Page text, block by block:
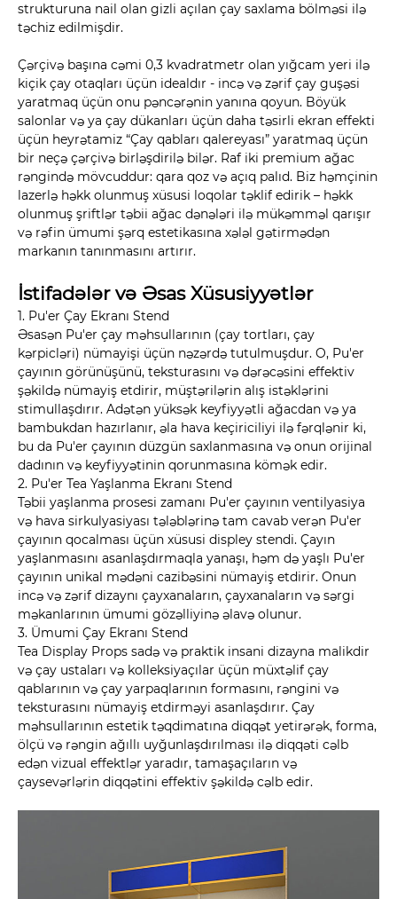
strukturuna nail olan gizli açılan çay saxlama bölməsi ilə
təchiz edilmişdir.
Çərçivə başına cəmi 0,3 kvadratmetr olan yığcam yeri ilə
kiçik çay otaqları üçün idealdır - incə və zərif çay guşəsi
yaratmaq üçün onu pəncərənin yanına qoyun. Böyük
salonlar və ya çay dükanları üçün daha təsirli ekran effekti
üçün heyrətamiz “Çay qabları qalereyası” yaratmaq üçün
bir neçə çərçivə birləşdirilə bilər. Raf iki premium ağac
rəngində mövcuddur: qara qoz və açıq palıd. Biz həmçinin
lazerlə həkk olunmuş xüsusi loqolar təklif edirik – həkk
olunmuş şriftlər təbii ağac dənələri ilə mükəmməl qarışır
və rəfin ümumi şərq estetikasına xələl gətirmədən
markanın tanınmasını artırır.
İstifadələr və Əsas Xüsusiyyətlər
1. Pu'er Çay Ekranı Stend
Əsasən Pu'er çay məhsullarının (çay tortları, çay
kərpicləri) nümayişi üçün nəzərdə tutulmuşdur. O, Pu'er
çayının görünüşünü, teksturasını və dərəcəsini effektiv
şəkildə nümayiş etdirir, müştərilərin alış istəklərini
stimullaşdırır. Adətən yüksək keyfiyyətli ağacdan və ya
bambukdan hazırlanır, əla hava keçiriciliyi ilə fərqlənir ki,
bu da Pu'er çayının düzgün saxlanmasına və onun orijinal
dadının və keyfiyyətinin qorunmasına kömək edir.
2. Pu'er Tea Yaşlanma Ekranı Stend
Təbii yaşlanma prosesi zamanı Pu'er çayının ventilyasiya
və hava sirkulyasiyası tələblərinə tam cavab verən Pu'er
çayının qocalması üçün xüsusi displey stendi. Çayın
yaşlanmasını asanlaşdırmaqla yanaşı, həm də yaşlı Pu'er
çayının unikal mədəni cazibəsini nümayiş etdirir. Onun
incə və zərif dizaynı çayxanaların, çayxanaların və sərgi
məkanlarının ümumi gözəlliyinə əlavə olunur.
3. Ümumi Çay Ekranı Stend
Tea Display Props sadə və praktik insani dizayna malikdir
və çay ustaları və kolleksiyaçılar üçün müxtəlif çay
qablarının və çay yarpaqlarının formasını, rəngini və
teksturasını nümayiş etdirməyi asanlaşdırır. Çay
məhsullarının estetik təqdimatına diqqət yetirərək, forma,
ölçü və rəngin ağıllı uyğunlaşdırılması ilə diqqəti cəlb
edən vizual effektlər yaradır, tamaşaçıların və
çaysevərlərin diqqətini effektiv şəkildə cəlb edir.